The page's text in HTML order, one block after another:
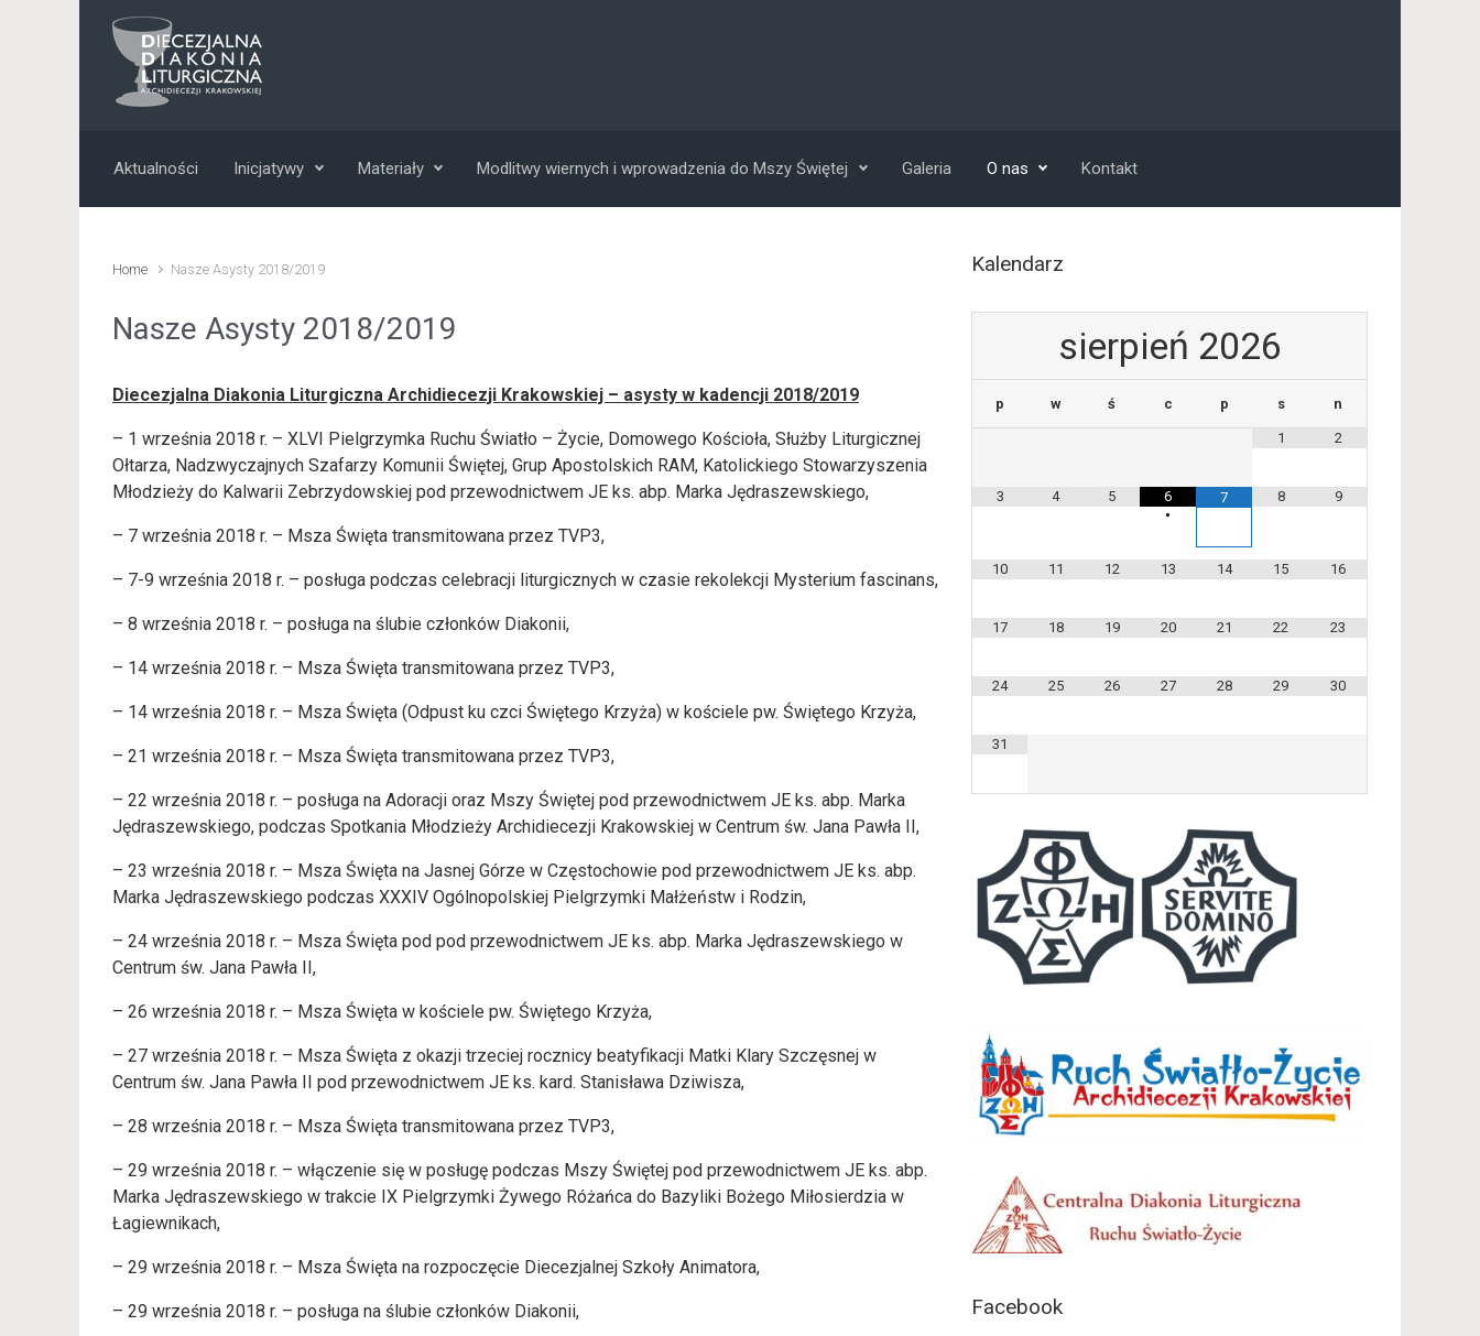
Skip to main content
Aktualności Inicjatywy Materiały Modlitwy wiernych i wprowadzenia do Mszy Świętej Galeria O nas Kontakt
Home Nasze Asysty 2018/2019
Nasze Asysty 2018/2019
Diecezjalna Diakonia Liturgiczna Archidiecezji Krakowskiej – asysty w kadencji 2018/2019
– 1 września 2018 r. – XLVI Pielgrzymka Ruchu Światło – Życie, Domowego Kościoła, Służby Liturgicznej
Ołtarza, Nadzwyczajnych Szafarzy Komunii Świętej, Grup Apostolskich RAM, Katolickiego Stowarzyszenia
Młodzieży do Kalwarii Zebrzydowskiej pod przewodnictwem JE ks. abp. Marka Jędraszewskiego,
– 7 września 2018 r. – Msza Święta transmitowana przez TVP3,
– 7-9 września 2018 r. – posługa podczas celebracji liturgicznych w czasie rekolekcji Mysterium fascinans,
– 8 września 2018 r. – posługa na ślubie członków Diakonii,
– 14 września 2018 r. – Msza Święta transmitowana przez TVP3,
– 14 września 2018 r. – Msza Święta (Odpust ku czci Świętego Krzyża) w kościele pw. Świętego Krzyża,
– 21 września 2018 r. – Msza Święta transmitowana przez TVP3,
– 22 września 2018 r. – posługa na Adoracji oraz Mszy Świętej pod przewodnictwem JE ks. abp. Marka
Jędraszewskiego, podczas Spotkania Młodzieży Archidiecezji Krakowskiej w Centrum św. Jana Pawła II,
– 23 września 2018 r. – Msza Święta na Jasnej Górze w Częstochowie pod przewodnictwem JE ks. abp.
Marka Jędraszewskiego podczas XXXIV Ogólnopolskiej Pielgrzymki Małżeństw i Rodzin,
– 24 września 2018 r. – Msza Święta pod pod przewodnictwem JE ks. abp. Marka Jędraszewskiego w
Centrum św. Jana Pawła II,
– 26 września 2018 r. – Msza Święta w kościele pw. Świętego Krzyża,
– 27 września 2018 r. – Msza Święta z okazji trzeciej rocznicy beatyfikacji Matki Klary Szczęsnej w
Centrum św. Jana Pawła II pod przewodnictwem JE ks. kard. Stanisława Dziwisza,
– 28 września 2018 r. – Msza Święta transmitowana przez TVP3,
– 29 września 2018 r. – włączenie się w posługę podczas Mszy Świętej pod przewodnictwem JE ks. abp.
Marka Jędraszewskiego w trakcie IX Pielgrzymki Żywego Różańca do Bazyliki Bożego Miłosierdzia w
Łagiewnikach,
– 29 września 2018 r. – Msza Święta na rozpoczęcie Diecezjalnej Szkoły Animatora,
– 29 września 2018 r. – posługa na ślubie członków Diakonii,
Kalendarz
sierpień 2026
p w ś c p s n
1 2
3 4 5
6
•
7 8 9
10 11 12 13 14 15 16
17 18 19 20 21 22 23
24 25 26 27 28 29 30
31
Facebook